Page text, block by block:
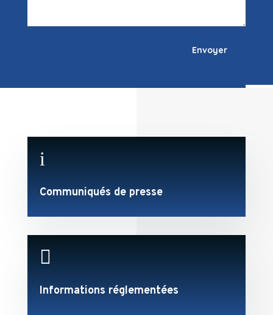
Envoyer
i
Communiqués de presse

Informations réglementées